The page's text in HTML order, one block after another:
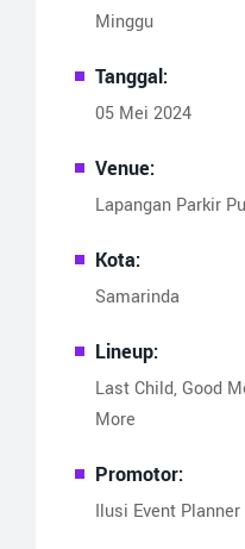
Minggu
Tanggal:
05 Mei 2024
Venue:
Lapangan Parkir
Kota:
Samarinda
Lineup:
Last Child, Good
More
Promotor:
Ilusi Event Planner